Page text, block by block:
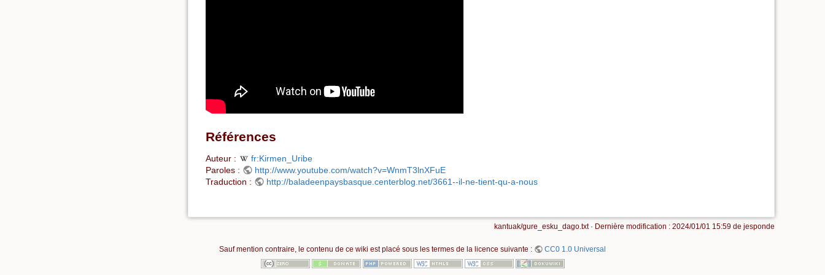
Références
Auteur :
fr:Kirmen_Uribe
Paroles :
http://www.youtube.com/watch?v=WnmT3lnXFuE
Traduction :
http://baladeenpaysbasque.centerblog.net/3661--il-ne-tient-qu-a-nous
kantuak/gure_esku_dago.txt· Dernière modification : 2024/01/01 15:59 de jesponde
Sauf mention contraire, le contenu de ce wiki est placé sous les termes de la licence suivante : CC0 1.0 Universal